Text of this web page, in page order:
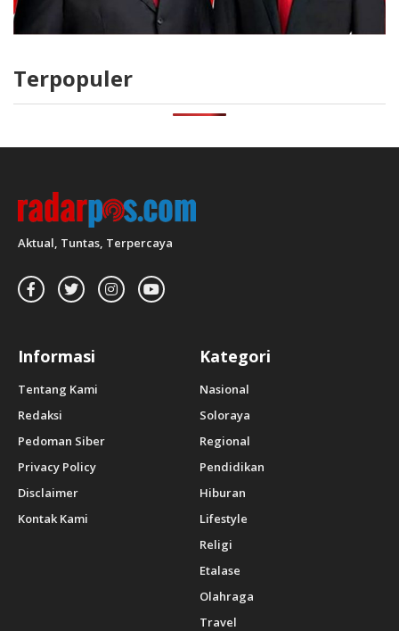
Terpopuler
Aktual, Tuntas, Terpercaya
Informasi
Tentang Kami
Redaksi
Pedoman Siber
Privacy Policy
Disclaimer
Kontak Kami
Kategori
Nasional
Soloraya
Regional
Pendidikan
Hiburan
Lifestyle
Religi
Etalase
Olahraga
Travel